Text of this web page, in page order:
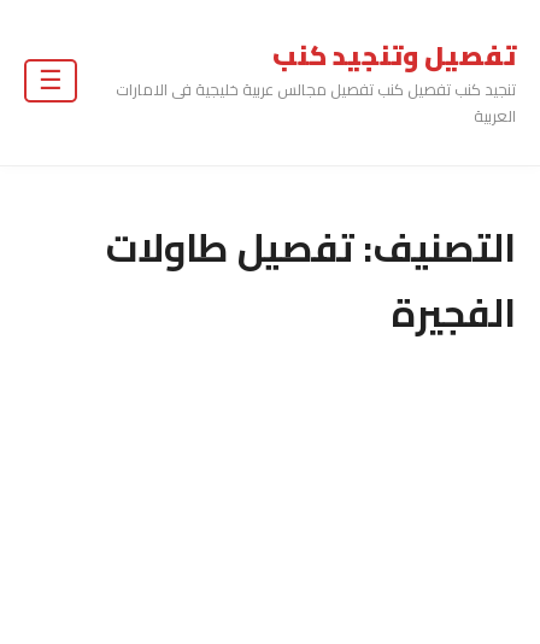
تفصيل وتنجيد كنب
تنجيد كنب تفصيل كنب تفصيل مجالس عربية خليجية فى الامارات
العربية
التصنيف:تفصيل طاولات
الفجيرة